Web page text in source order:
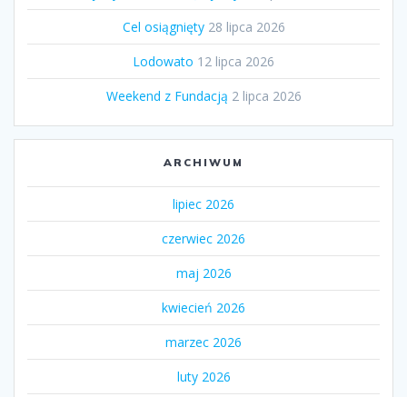
Cel osiągnięty 28 lipca 2026
Lodowato 12 lipca 2026
Weekend z Fundacją 2 lipca 2026
ARCHIWUM
lipiec 2026
czerwiec 2026
maj 2026
kwiecień 2026
marzec 2026
luty 2026